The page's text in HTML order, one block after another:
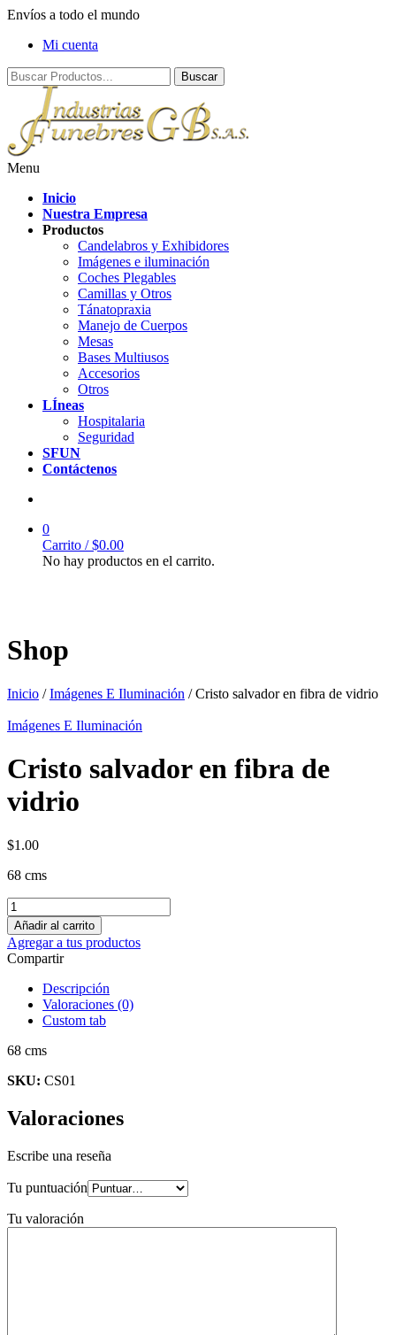
Envíos a todo el mundo
Mi cuenta
Menu
Inicio
Nuestra Empresa
Productos
Candelabros y Exhibidores
Imágenes e iluminación
Coches Plegables
Camillas y Otros
Tánatopraxia
Manejo de Cuerpos
Mesas
Bases Multiusos
Accesorios
Otros
LÍneas
Hospitalaria
Seguridad
SFUN
Contáctenos
0
Carrito /$0.00
No hay productos en el carrito.
Shop
Inicio /Imágenes E Iluminación / Cristo salvador en fibra de vidrio
Imágenes E Iluminación
Cristo salvador en fibra de
vidrio
$1.00
68 cms
Añadir al carrito
Agregar a tus productos
Compartir
Descripción
Valoraciones (0)
Custom tab
68 cms
SKU: CS01
Valoraciones
Escribe una reseña
Tu puntuación
Tu valoración